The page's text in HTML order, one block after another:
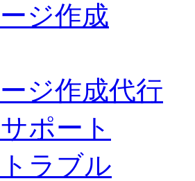
ジ作成
ジ作成代行
ポート
ラブル